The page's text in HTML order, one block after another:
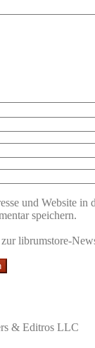
und Website in
speichern.
librumstore-
& Editros LLC